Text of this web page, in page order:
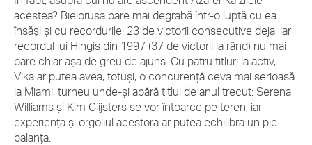
acestea? Bielorusa pare mai degrabă într-o luptă cu ea
însăşi şi cu recordurile: 23 de victorii consecutive deja, iar
recordul lui Hingis din 1997 (37 de victorii la rând) nu mai
pare chiar aşa de greu de ajuns. Cu patru titluri la activ,
Vika ar putea avea, totuşi, o concurenţă ceva mai serioasă
la Miami, turneu unde-şi apără titlul de anul trecut: Serena
Williams şi Kim Clijsters se vor întoarce pe teren, iar
experienţa şi orgoliul acestora ar putea echilibra un pic
balanţa.